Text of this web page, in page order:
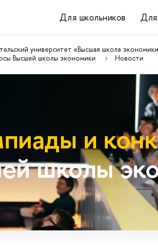
Для школьников Для
университет «Высшая школа
Высшей школы экономики
Новости
и
школы